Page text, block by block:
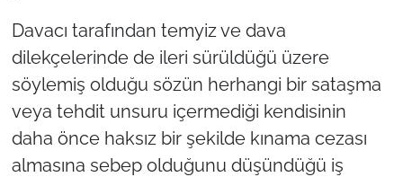
Davacı tarafından temyiz ve dava
dilekçelerinde de ileri sürüldüğü üzere
söylemiş olduğu sözün herhangi bir sataşma
veya tehdit unsuru içermediği kendisinin
daha önce haksız bir şekilde kınama cezası
almasına sebep olduğunu düşündüğü iş